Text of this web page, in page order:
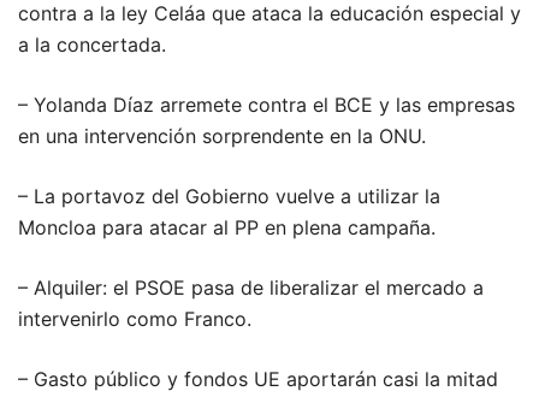
contra a la ley Celáa que ataca la educación especial y
a la concertada.
– Yolanda Díaz arremete contra el BCE y las empresas
en una intervención sorprendente en la ONU.
– La portavoz del Gobierno vuelve a utilizar la
Moncloa para atacar al PP en plena campaña.
– Alquiler: el PSOE pasa de liberalizar el mercado a
intervenirlo como Franco.
– Gasto público y fondos UE aportarán casi la mitad